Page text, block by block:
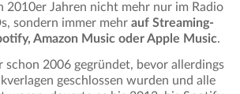
2010er Jahren nicht mehr nur im Radio
sondern immer mehr auf Streaming-
Amazon Music oder Apple Music.
2006 gegründet, bevor allerdings
geschlossen wurden und alle